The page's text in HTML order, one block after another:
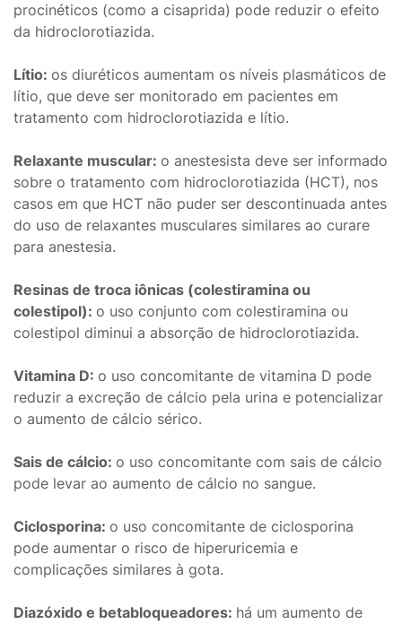
procinéticos (como a cisaprida) pode reduzir o efeito
da hidroclorotiazida.
Lítio: os diuréticos aumentam os níveis plasmáticos de
lítio, que deve ser monitorado em pacientes em
tratamento com hidroclorotiazida e lítio.
Relaxante muscular: o anestesista deve ser informado
sobre o tratamento com hidroclorotiazida (HCT), nos
casos em que HCT não puder ser descontinuada antes
do uso de relaxantes musculares similares ao curare
para anestesia.
Resinas de troca iônicas (colestiramina ou
colestipol): o uso conjunto com colestiramina ou
colestipol diminui a absorção de hidroclorotiazida.
Vitamina D: o uso concomitante de vitamina D pode
reduzir a excreção de cálcio pela urina e potencializar
o aumento de cálcio sérico.
Sais de cálcio: o uso concomitante com sais de cálcio
pode levar ao aumento de cálcio no sangue.
Ciclosporina: o uso concomitante de ciclosporina
pode aumentar o risco de hiperuricemia e
complicações similares à gota.
Diazóxido e betabloqueadores: há um aumento de